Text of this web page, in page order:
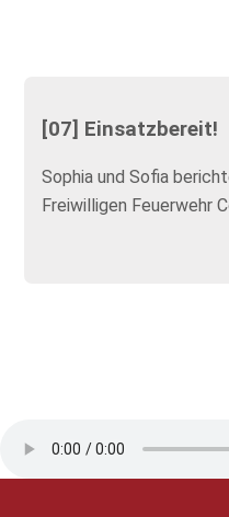
[07] Einsatzbereit!
Sophia und Sofia
Freiwilligen Feuerwehr